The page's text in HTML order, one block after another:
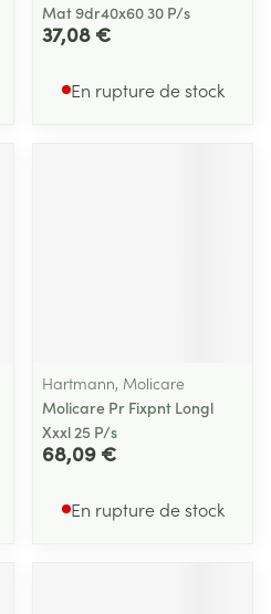
Mat 9dr40x60 30 P/s
37,08 €
En rupture de stock
Hartmann, Molicare
Molicare Pr Fixpnt Longl
Xxxl 25 P/s
68,09 €
En rupture de stock